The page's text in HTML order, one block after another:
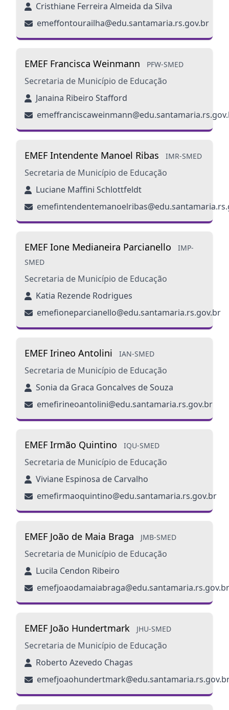
Cristhiane Ferreira Almeida da Silva
emeffontourailha@edu.santamaria.rs.gov.br
EMEF Francisca Weinmann PFW-SMED
Secretaria de Município de Educação
Janaina Ribeiro Stafford
EMEF Intendente Manoel Ribas IMR-SMED
Secretaria de Município de Educação
Luciane Maffini Schlottfeldt
EMEF Ione Medianeira Parcianello
IMP-
SMED
Secretaria de Município de Educação
Katia Rezende Rodrigues
emefioneparcianello@edu.santamaria.rs.gov.br
EMEF Irineo Antolini IAN-SMED
Secretaria de Município de Educação
Sonia da Graca Goncalves de Souza
emefirineoantolini@edu.santamaria.rs.gov.br
EMEF Irmão Quintino IQU-SMED
Secretaria de Município de Educação
Viviane Espinosa de Carvalho
emefirmaoquintino@edu.santamaria.rs.gov.br
EMEF João de Maia Braga JMB-SMED
Secretaria de Município de Educação
Lucila Cendon Ribeiro
emefjoaodamaiabraga@edu.santamaria.rs.gov.br
EMEF João Hundertmark JHU-SMED
Secretaria de Município de Educação
Roberto Azevedo Chagas